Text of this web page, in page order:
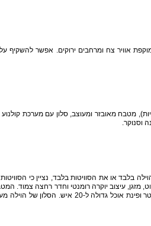
אוויר צח ומרחבים ירוקים. אפשר להשקיף
(6 חדרי שינה בתוך הוילה ועוד 2 סוויטות חיצוניות), מטבח מאובזר ומעוצב, סלון
וסנוקר.
חיצוניות, ניתן לשכור את הוילה בלבד או את הסוויטות בלבד, נציין
עיצוב יוקרה רומנטי וחדר רחצה צמוד.
בוטיק כולל תנור, כיריים, מקרר גדול, מיקרוגל, תמי 4, מכונת אספרסו, כלים, טוסטר